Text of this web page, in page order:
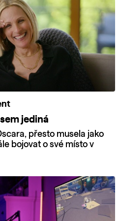
jediná
přesto musela jako
bojovat o své místo v